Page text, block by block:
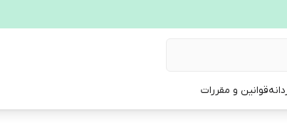
قوانین و مقررات